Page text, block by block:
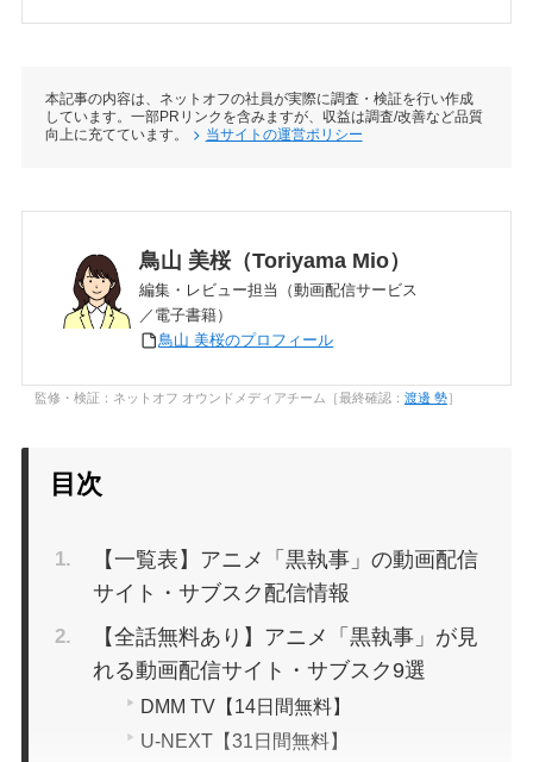
本記事の内容は、ネットオフの社員が実際に調査・検証を行い作成
しています。一部PRリンクを含みますが、収益は調査/改善など品質
向上に充てています。
当サイトの運営ポリシー
鳥山 美桜（Toriyama Mio）
編集・レビュー担当（動画配信サービス
／電子書籍）
鳥山 美桜のプロフィール
監修・検証：ネットオフ オウンドメディアチーム［最終確認： 渡邊 勢］
目次
【一覧表】アニメ「黒執事」の動画配信
サイト・サブスク配信情報
【全話無料あり】アニメ「黒執事」が見
れる動画配信サイト・サブスク9選
DMM TV【14日間無料】
U-NEXT【31日間無料】